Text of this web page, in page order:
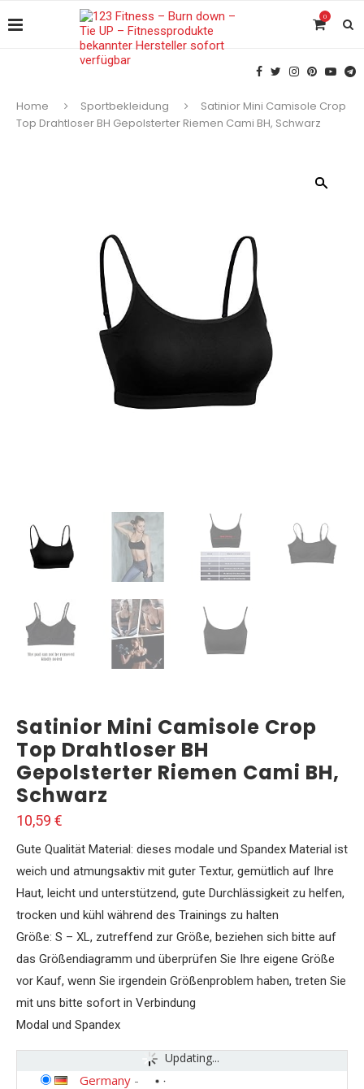
0
Home Sportbekleidung
Satinior Mini Camisole Crop
Top Drahtloser BH Gepolsterter Riemen Cami BH, Schwarz
Satinior Mini Camisole Crop
Top Drahtloser BH
Gepolsterter Riemen Cami BH,
Schwarz
10,59 €
Gute Qualität Material: dieses modale und Spandex Material ist
weich und atmungsaktiv mit guter Textur, gemütlich auf Ihre
Haut, leicht und unterstützend, gute Durchlässigkeit zu helfen,
trocken und kühl während des Trainings zu halten
Größe: S – XL, zutreffend zur Größe, beziehen sich bitte auf
das Größendiagramm und überprüfen Sie Ihre eigene Größe
vor Kauf, wenn Sie irgendein Größenproblem haben, treten Sie
mit uns bitte sofort in Verbindung
Modal und Spandex
Updating...
Germany -